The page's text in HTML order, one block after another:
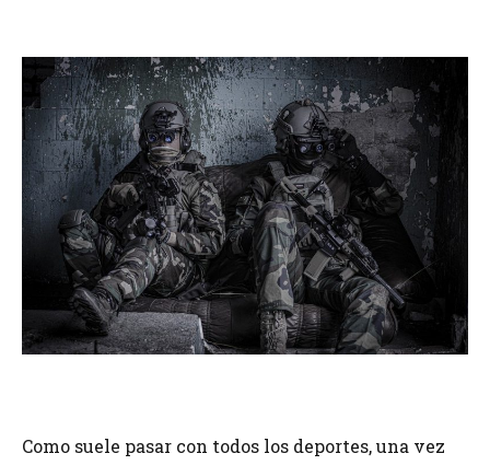
Como suele pasar con todos los deportes, una vez